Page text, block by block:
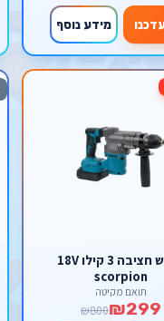
מידע נוסף
פטיש חציבה 3 קילו 18V
scorpion
תואם מקיטה
₪299
₪800